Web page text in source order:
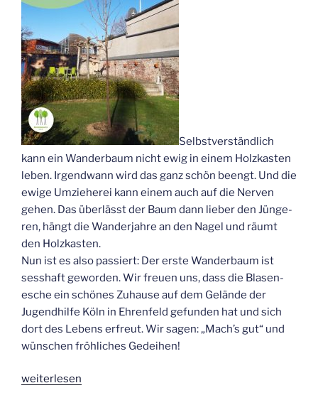
Selbst­ver­ständ­lich
kann ein Wan­der­baum nicht ewig in einem Holz­kas­ten
leben. Irgend­wann wird das ganz schön beengt. Und die
ewi­ge Umzie­he­rei kann einem auch auf die Ner­ven
gehen. Das über­lässt der Baum dann lie­ber den Jün­ge­
ren, hängt die Wan­der­jah­re an den Nagel und räumt
den Holzkasten.
Nun ist es also pas­siert: Der ers­te Wan­der­baum ist
sess­haft gewor­den. Wir freu­en uns, dass die Bla­sen­
esche ein schö­nes Zuhau­se auf dem Gelän­de der
Jugend­hil­fe Köln in Ehren­feld gefun­den hat und sich
dort des Lebens erfreut. Wir sagen: „Mach’s gut“ und
wün­schen fröh­li­ches Gedei­hen!
„Wenn
wei­ter­le­sen